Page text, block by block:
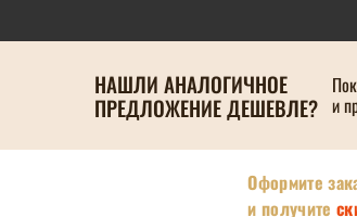
НАШЛИ АНАЛОГИЧНОЕ
ПРЕДЛОЖЕНИЕ ДЕШЕВЛЕ? и
Оформите
и получите